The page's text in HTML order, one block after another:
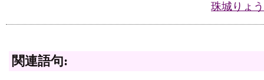
珠城りょ
関連語句: